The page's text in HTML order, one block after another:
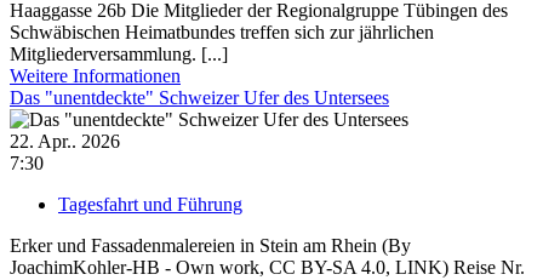
Haaggasse 26b Die Mitglieder der Regionalgruppe Tübingen des
Schwäbischen Heimatbundes treffen sich zur jährlichen
Mitgliederversammlung. [...]
Weitere Informationen
Das "unentdeckte" Schweizer Ufer des Untersees
22. Apr.. 2026
7:30
Tagesfahrt und Führung
Erker und Fassadenmalereien in Stein am Rhein (By
JoachimKohler-HB - Own work, CC BY-SA 4.0, LINK) Reise Nr.